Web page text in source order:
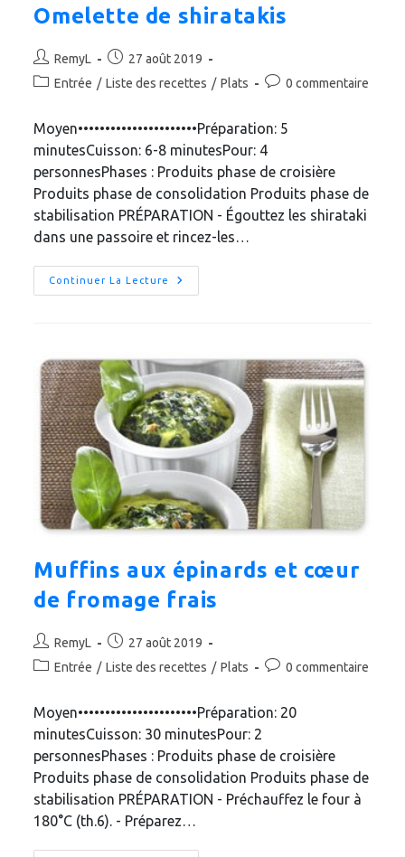
Omelette de shiratakis
Auteur/autrice
de
RemyL
Publication
publiée :
27 août 2019
PostEntrée / Liste des recettes / Plats
Commentaires
publication :
0 commentaire
Moyen••••••••••••••••••••••Préparation: 5
minutesCuisson: 6-8 minutesPour: 4
personnesPhases : Produits phase de croisière
Produits phase de consolidation Produits phase de
stabilisation PRÉPARATION - Égouttez les shirataki
dans une passoire et rincez-les…
Continuer La Lecture
Omelette
De
Muffins aux épinards et cœur
de fromage frais
Auteur/autrice
de
RemyL
Publication
publiée :
27 août 2019
PostEntrée / Liste des recettes / Plats
Commentaires
publication :
0 commentaire
Moyen••••••••••••••••••••••Préparation: 20
minutesCuisson: 30 minutesPour: 2
personnesPhases : Produits phase de croisière
Produits phase de consolidation Produits phase de
stabilisation PRÉPARATION - Préchauffez le four à
180°C (th.6). - Préparez…